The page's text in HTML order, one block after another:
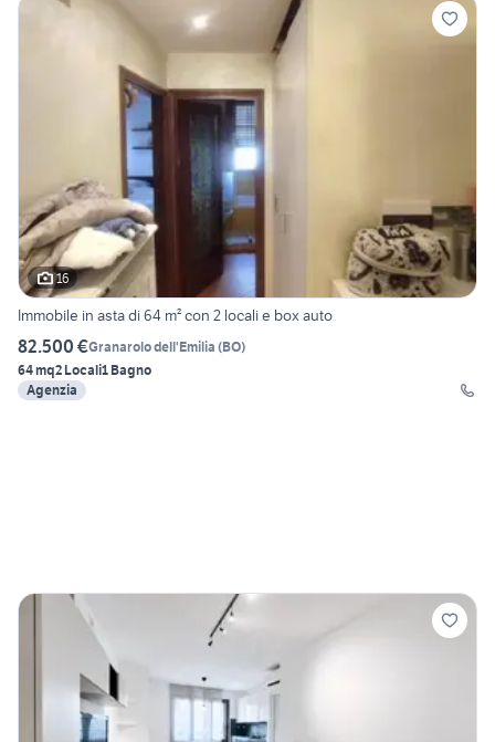
16
Immobile in asta di 64 m² con 2 locali e box auto
82.500 €Granarolo dell'Emilia (BO)
64 mq2 Locali1 Bagno
Agenzia